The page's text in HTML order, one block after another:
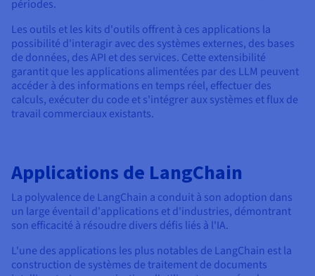
périodes.
Les outils et les kits d'outils offrent à ces applications la
possibilité d'interagir avec des systèmes externes, des bases
de données, des API et des services. Cette extensibilité
garantit que les applications alimentées par des LLM peuvent
accéder à des informations en temps réel, effectuer des
calculs, exécuter du code et s'intégrer aux systèmes et flux de
travail commerciaux existants.
Applications de LangChain
La polyvalence de LangChain a conduit à son adoption dans
un large éventail d'applications et d'industries, démontrant
son efficacité à résoudre divers défis liés à l'IA.
L'une des applications les plus notables de LangChain est la
construction de systèmes de traitement de documents